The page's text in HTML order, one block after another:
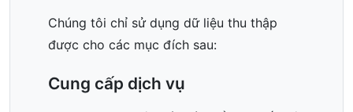
Chúng tôi chỉ sử dụng dữ liệu thu thập
được cho các mục đích sau:
Cung cấp dịch vụ